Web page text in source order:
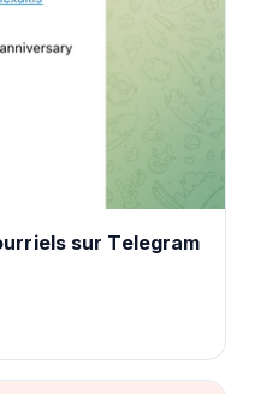
sur Telegram